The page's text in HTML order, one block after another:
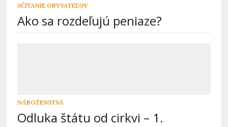
SČÍTANIE OBYVATEĽOV
Ako sa rozdeľujú peniaze?
NÁBOŽENSTVÁ
Odluka štátu od cirkvi – 1.